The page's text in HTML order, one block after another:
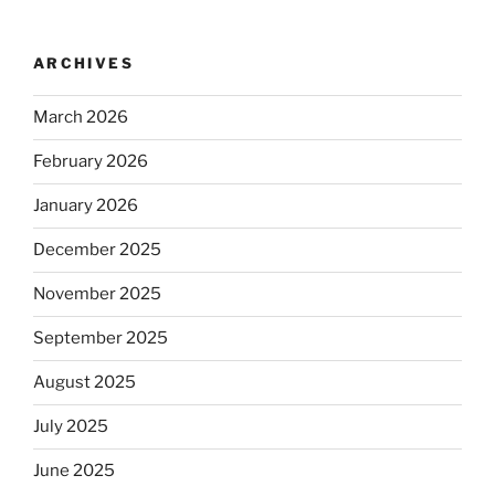
ARCHIVES
March 2026
February 2026
January 2026
December 2025
November 2025
September 2025
August 2025
July 2025
June 2025